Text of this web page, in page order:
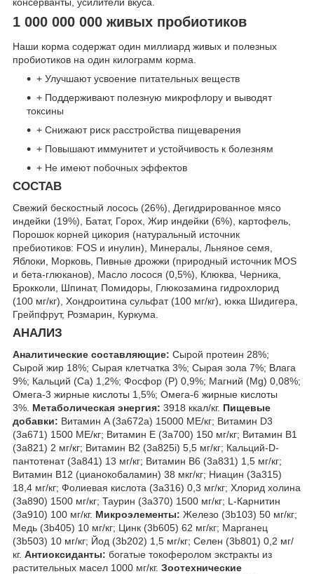
1 000 000 000 живых пробиотиков
Наши корма содержат один миллиард живых и полезных
пробиотиков на один килограмм корма.
+ Улучшают усвоение питательных веществ
+ Поддерживают полезную микрофлору и выводят
токсины
+ Снижают риск расстройства пищеварения
+ Повышают иммунитет и устойчивость к болезням
+ Не имеют побочных эффектов
СОСТАВ
Свежий бескостный лосось (26%), Дегидрированное мясо
индейки (19%), Батат, Горох, Жир индейки (6%), картофель,
Порошок корней цикория (натуральный источник
пребиотиков: FOS и инулин), Минералы, Льняное семя,
Яблоки, Морковь, Пивные дрожжи (природный источник MOS
и бета-глюканов), Масло лосося (0,5%), Клюква, Черника,
Брокколи, Шпинат, Помидоры, Глюкозамина гидрохлорид
(100 мг/кг), Хондроитина сульфат (100 мг/кг), юкка Шидигера,
Грейпфрут, Розмарин, Куркума.
АНАЛИЗ
Аналитические составляющие: Сырой протеин 28%;
Сырой жир 18%; Сырая клетчатка 3%; Сырая зола 7%; Влага
9%; Кальций (Са) 1,2%; Фосфор (P) 0,9%; Магний (Mg) 0,08%;
Омега-3 жирные кислоты 1,5%; Омега-6 жирные кислоты
3%. Метаболическая энергия: 3918 ккал/кг. Пищевые
добавки: Витамин A (3a672a) 15000 МЕ/кг; Витамин D3
(3а671) 1500 МЕ/кг; Витамин Е (3а700) 150 мг/кг; Витамин B1
(3a821) 2 мг/кг; Витамин B2 (3a825i) 5,5 мг/кг; Кальций-D-
пантотенат (3a841) 13 мг/кг; Витамин B6 (3a831) 1,5 мг/кг;
Витамин B12 (цианокобаламин) 38 мкг/кг; Ниацин (3a315)
18,4 мг/кг; Фолиевая кислота (3a316) 0,3 мг/кг; Хлорид холина
(3a890) 1500 мг/кг; Таурин (3a370) 1500 мг/кг; L-Карнитин
(3a910) 100 мг/кг. Микроэлементы: Железо (3b103) 50 мг/кг;
Медь (3b405) 10 мг/кг; Цинк (3b605) 62 мг/кг; Марганец
(3b503) 10 мг/кг; Йод (3b202) 1,5 мг/кг; Селен (3b801) 0,2 мг/
кг. Антиоксиданты: богатые токоферолом экстракты из
растительных масел 1000 мг/кг. Зоотехнические